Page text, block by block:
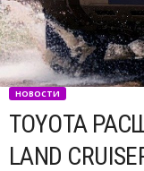
НОВОСТИ
TOYOTA
LAND